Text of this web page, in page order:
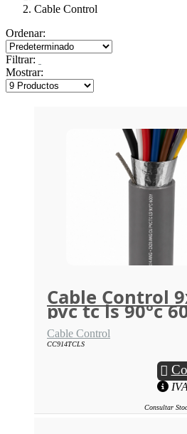
Cable Control
Ordenar:
Filtrar:
Mostrar:
Cable Control
pvc tc ls 90°c
Cable Control
CC914TCLS
Consultar